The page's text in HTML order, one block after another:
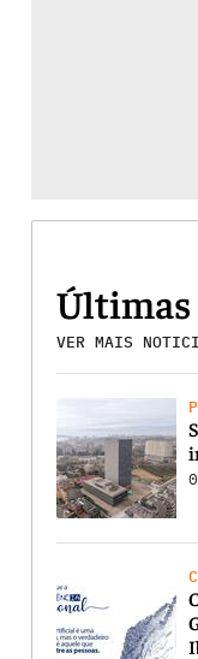
Últimas
VER MAIS